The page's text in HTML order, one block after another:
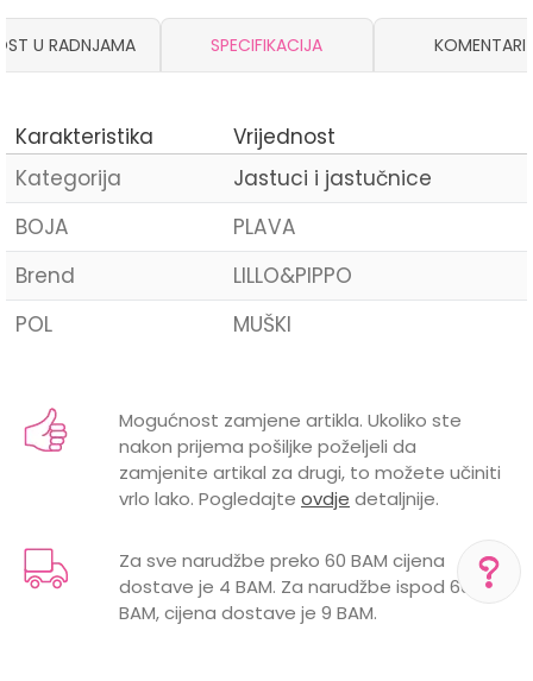
U RADNJAMA SPECIFIKACIJA KOMENTARI
Karakteristika
Vrijednost
Kategorija
Jastuci i jastučnice
BOJA
PLAVA
Brend
LILLO&PIPPO
POL
MUŠKI
Email
Mogućnost zamjene artikla. Ukoliko ste
nakon prijema pošiljke poželjeli da
zamjenite artikal za drugi, to možete učiniti
vrlo lako. Pogledajte ovdje detaljnije.
Za sve narudžbe preko 60 BAM cijena
dostave je 4 BAM. Za narudžbe ispod 60
BAM, cijena dostave je 9 BAM.